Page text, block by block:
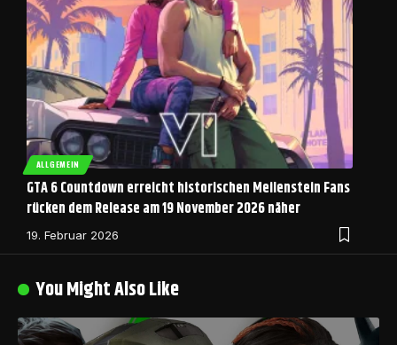
ALLGEMEIN
GTA 6 Countdown erreicht historischen Meilenstein Fans
rücken dem Release am 19 November 2026 näher
19. Februar 2026
You Might Also Like